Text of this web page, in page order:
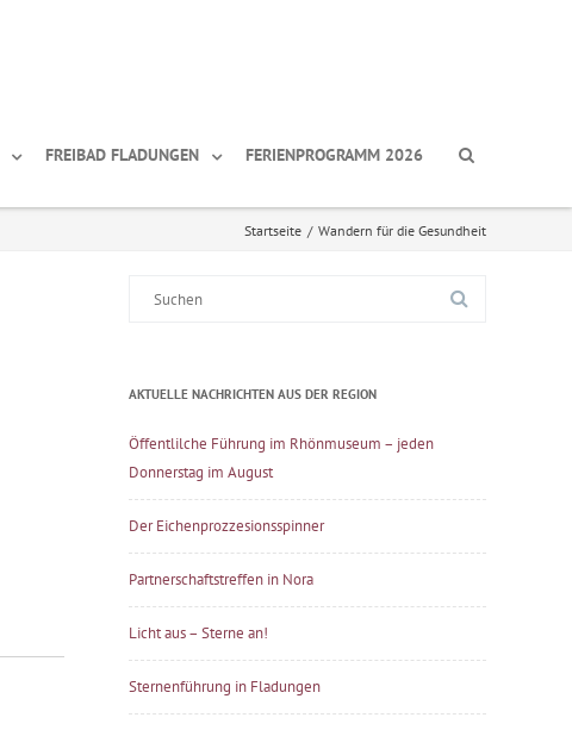
FREIBAD FLADUNGEN FERIENPROGRAMM 2026
Startseite / Wandern für die Gesundheit
AKTUELLE NACHRICHTEN AUS DER REGION
Öffentlilche Führung im Rhönmuseum – jeden
Donnerstag im August
Der Eichenprozzesionsspinner
Partnerschaftstreffen in Nora
Licht aus – Sterne an!
Sternenführung in Fladungen